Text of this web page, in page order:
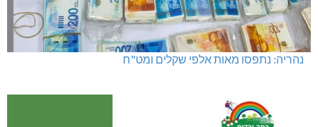
נהריה: נתפסו מאות אלפי שקלים ומט"ח